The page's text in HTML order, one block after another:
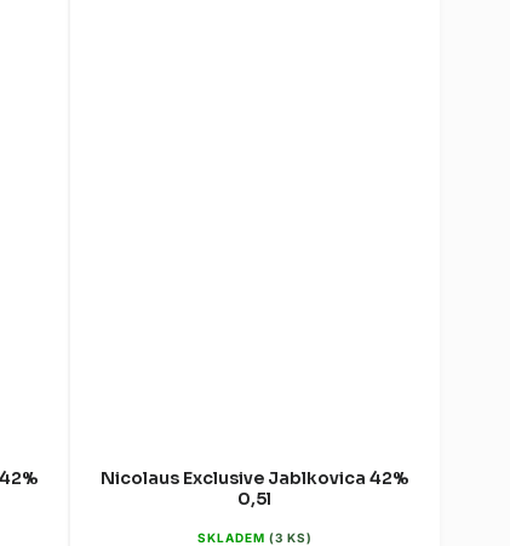
Nicolaus Exclusive Jablkovica 42%
0,5l
SKLADEM (3 KS)